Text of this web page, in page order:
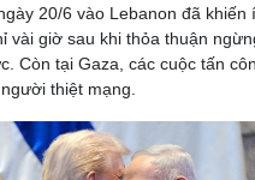
20/6 vào Lebanon đã khiến
vài giờ sau khi thỏa thuận
Còn tại Gaza, các cuộc tấn
thiệt mạng.